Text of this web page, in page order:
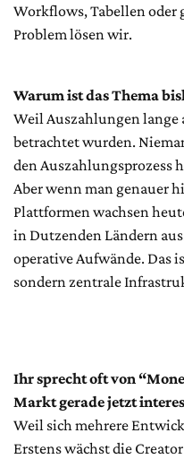
Workflows, Tabellen oder
Problem lösen wir.
Warum ist das Thema
Weil Auszahlungen
betrachtet wurden.
den Auszahlungsprozess
Aber wenn man genauer
Plattformen wachsen
in Dutzenden Ländern
operative Aufwände. Das
sondern zentrale
Ihr sprecht oft von
Markt gerade jetzt
Weil sich mehrere
Erstens wächst die